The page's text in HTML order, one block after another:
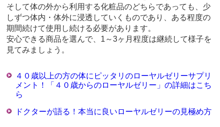
そして体の外から利用する化粧品のどちらであっても、少
しずつ体内・体外に浸透していくものであり、ある程度の
期間続けて使用し続ける必要があります。
安心できる商品を選んで、1～3ヶ月程度は継続して様子を
見てみましょう。
４０歳以上の方の体にピッタリのローヤルゼリーサプリ
メント！「４０歳からのローヤルゼリー」の詳細はこち
ら
ドクターが語る！本当に良いローヤルゼリーの見極め方